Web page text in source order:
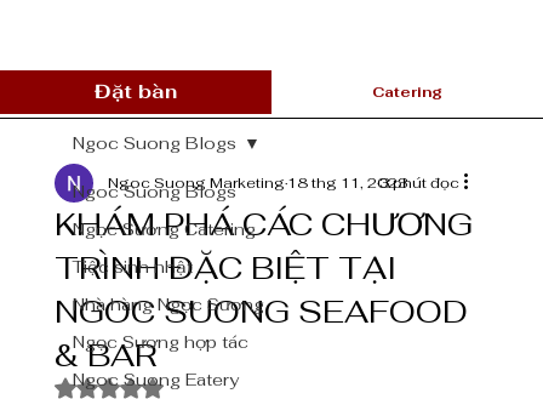
Catering
Đặt bàn
Ngoc Suong Blogs
Ngọc Sương Catering
Tiệc sinh nhật
Nhà hàng Ngọc Sương
Ngọc Sương hợp tác
Ngoc Suong Eatery
Ngoc Suong Blogs
KHÁM PHÁ CÁC CHƯƠNG
TRÌNH ĐẶC BIỆT TẠI
NGOC SUONG SEAFOOD
& BAR
Ngoc Suong Marketing18 thg 11, 20233 phút đọc
Đã xếp hạng NaN/5 sao.